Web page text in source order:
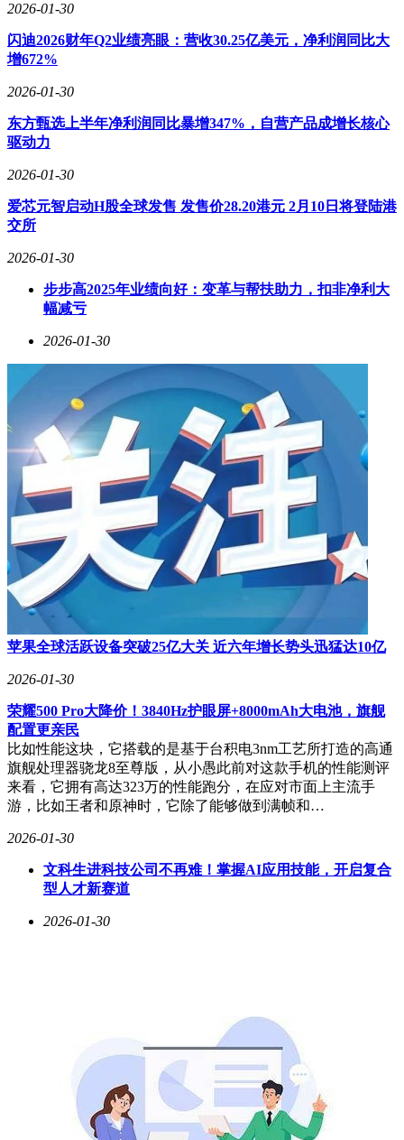
2026-01-30
闪迪2026财年Q2业绩亮眼：营收30.25亿美元，净利润同比大
增672%
2026-01-30
东方甄选上半年净利润同比暴增347%，自营产品成增长核心
驱动力
2026-01-30
爱芯元智启动H股全球发售 发售价28.20港元 2月10日将登陆港
交所
2026-01-30
步步高2025年业绩向好：变革与帮扶助力，扣非净利大
幅减亏
2026-01-30
苹果全球活跃设备突破25亿大关 近六年增长势头迅猛达10亿
2026-01-30
荣耀500 Pro大降价！3840Hz护眼屏+8000mAh大电池，旗舰
配置更亲民
比如性能这块，它搭载的是基于台积电3nm工艺所打造的高通
旗舰处理器骁龙8至尊版，从小愚此前对这款手机的性能测评
来看，它拥有高达323万的性能跑分，在应对市面上主流手
游，比如王者和原神时，它除了能够做到满帧和…
2026-01-30
文科生进科技公司不再难！掌握AI应用技能，开启复合
型人才新赛道
2026-01-30